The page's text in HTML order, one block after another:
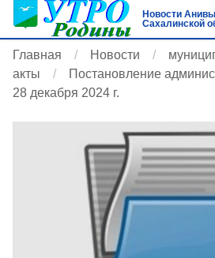
Новости
Сахалинской
Главная Новости
акты
Постановление
28 декабря 2024 г.